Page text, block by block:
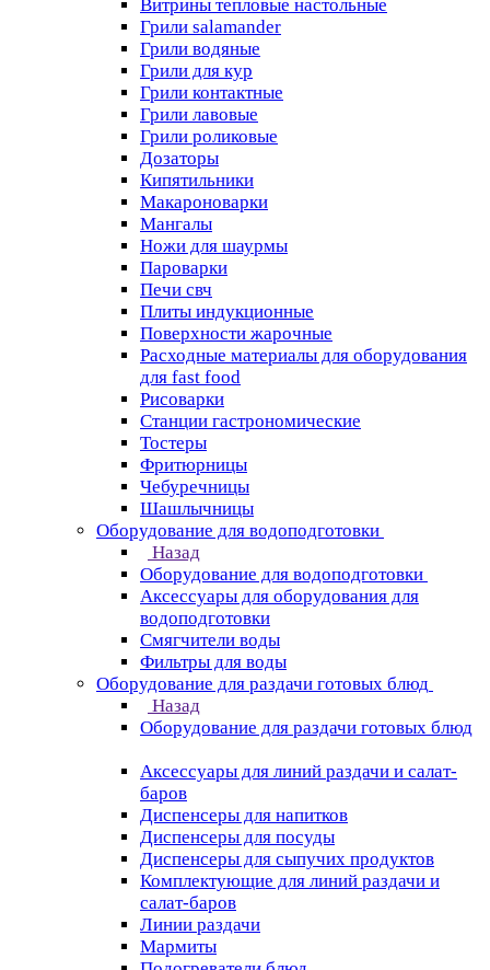
Витрины тепловые настольные
Грили salamander
Грили водяные
Грили для кур
Грили контактные
Грили лавовые
Грили роликовые
Дозаторы
Кипятильники
Макароноварки
Мангалы
Ножи для шаурмы
Пароварки
Печи свч
Плиты индукционные
Поверхности жарочные
Расходные материалы для оборудования
для fast food
Рисоварки
Станции гастрономические
Тостеры
Фритюрницы
Чебуречницы
Шашлычницы
Оборудование для водоподготовки
Назад
Оборудование для водоподготовки
Аксессуары для оборудования для
водоподготовки
Смягчители воды
Фильтры для воды
Оборудование для раздачи готовых блюд
Назад
Оборудование для раздачи готовых блюд
Аксессуары для линий раздачи и салат-
баров
Диспенсеры для напитков
Диспенсеры для посуды
Диспенсеры для сыпучих продуктов
Комплектующие для линий раздачи и
салат-баров
Линии раздачи
Мармиты